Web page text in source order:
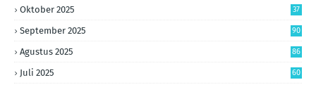
Oktober 2025 37
September 2025 90
Agustus 2025 86
Juli 2025 60